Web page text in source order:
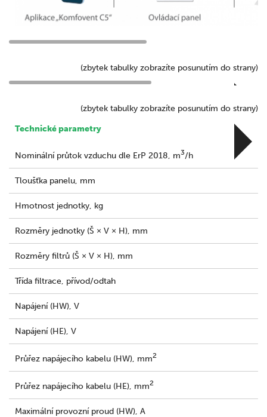
(zbytek tabulky zobrazíte posunutím do strany)
(zbytek tabulky zobrazíte posunutím do strany)
Technické parametry
Nominální průtok vzduchu dle ErP 2018, m3/h
Tloušťka panelu, mm
Hmotnost jednotky, kg
Rozměry jednotky (Š × V × H), mm
Rozměry filtrů (Š × V × H), mm
Třída filtrace, přívod/odtah
Napájení (HW), V
Napájení (HE), V
Průřez napájecího kabelu (HW), mm2
Průřez napájecího kabelu (HE), mm2
Maximální provozní proud (HW), A